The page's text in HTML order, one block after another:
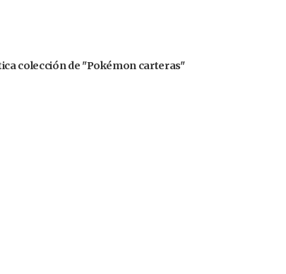
colección de "Pokémon carteras"